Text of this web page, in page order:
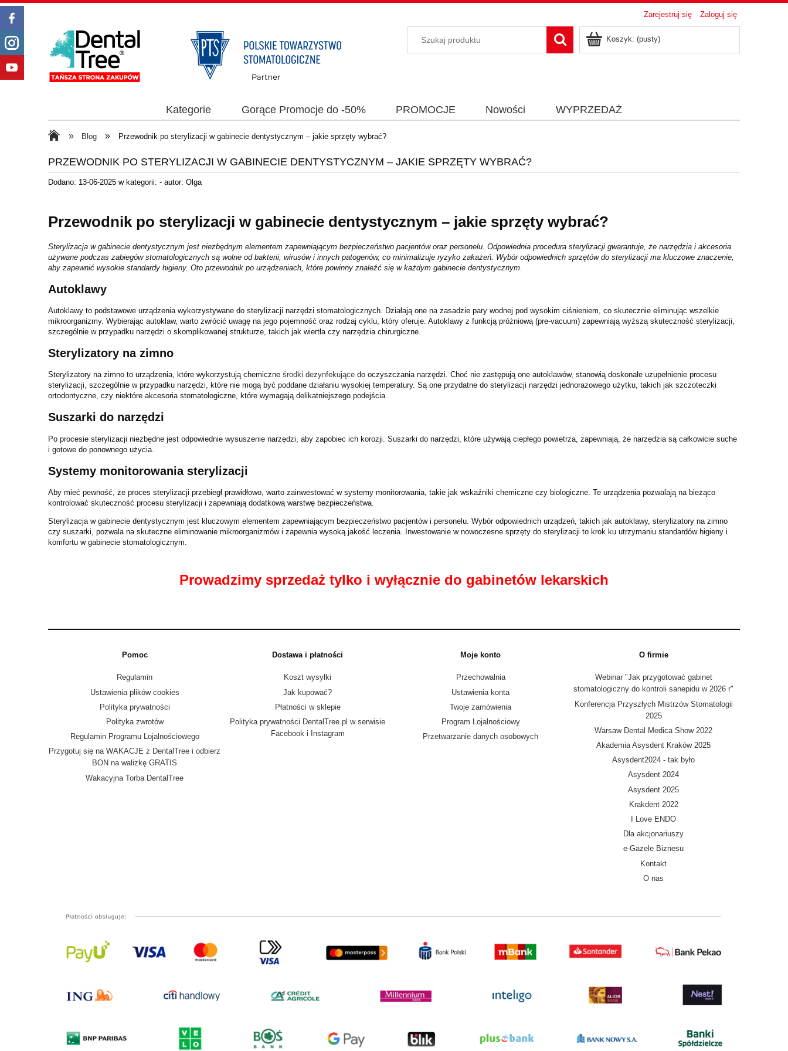
Zarejestruj się Zaloguj się
Koszyk: (pusty)
Kategorie Gorące Promocje do -50% PROMOCJE Nowości WYPRZEDAŻ
» Blog » Przewodnik po sterylizacji w gabinecie dentystycznym – jakie sprzęty wybrać?
PRZEWODNIK PO STERYLIZACJI W GABINECIE DENTYSTYCZNYM – JAKIE SPRZĘTY WYBRAĆ?
Dodano: 13-06-2025 w kategorii: - autor: Olga
Przewodnik po sterylizacji w gabinecie dentystycznym – jakie sprzęty wybrać?
Sterylizacja w gabinecie dentystycznym jest niezbędnym elementem zapewniającym bezpieczeństwo pacjentów oraz personelu. Odpowiednia procedura sterylizacji gwarantuje, że narzędzia i akcesoria
używane podczas zabiegów stomatologicznych są wolne od bakterii, wirusów i innych patogenów, co minimalizuje ryzyko zakażeń. Wybór odpowiednich sprzętów do sterylizacji ma kluczowe znaczenie,
aby zapewnić wysokie standardy higieny. Oto przewodnik po urządzeniach, które powinny znaleźć się w każdym gabinecie dentystycznym.
Autoklawy
Autoklawy to podstawowe urządzenia wykorzystywane do sterylizacji narzędzi stomatologicznych. Działają one na zasadzie pary wodnej pod wysokim ciśnieniem, co skutecznie eliminując wszelkie
mikroorganizmy. Wybierając autoklaw, warto zwrócić uwagę na jego pojemność oraz rodzaj cyklu, który oferuje. Autoklawy z funkcją próżniową (pre-vacuum) zapewniają wyższą skuteczność sterylizacji,
szczególnie w przypadku narzędzi o skomplikowanej strukturze, takich jak wiertła czy narzędzia chirurgiczne.
Sterylizatory na zimno
Sterylizatory na zimno to urządzenia, które wykorzystują chemiczne środki dezynfekujące do oczyszczania narzędzi. Choć nie zastępują one autoklawów, stanowią doskonałe uzupełnienie procesu
sterylizacji, szczególnie w przypadku narzędzi, które nie mogą być poddane działaniu wysokiej temperatury. Są one przydatne do sterylizacji narzędzi jednorazowego użytku, takich jak szczoteczki
ortodontyczne, czy niektóre akcesoria stomatologiczne, które wymagają delikatniejszego podejścia.
Suszarki do narzędzi
Po procesie sterylizacji niezbędne jest odpowiednie wysuszenie narzędzi, aby zapobiec ich korozji. Suszarki do narzędzi, które używają ciepłego powietrza, zapewniają, że narzędzia są całkowicie suche
i gotowe do ponownego użycia.
Systemy monitorowania sterylizacji
Aby mieć pewność, że proces sterylizacji przebiegł prawidłowo, warto zainwestować w systemy monitorowania, takie jak wskaźniki chemiczne czy biologiczne. Te urządzenia pozwalają na bieżąco
kontrolować skuteczność procesu sterylizacji i zapewniają dodatkową warstwę bezpieczeństwa.
Sterylizacja w gabinecie dentystycznym jest kluczowym elementem zapewniającym bezpieczeństwo pacjentów i personelu. Wybór odpowiednich urządzeń, takich jak autoklawy, sterylizatory na zimno
czy suszarki, pozwala na skuteczne eliminowanie mikroorganizmów i zapewnia wysoką jakość leczenia. Inwestowanie w nowoczesne sprzęty do sterylizacji to krok ku utrzymaniu standardów higieny i
komfortu w gabinecie stomatologicznym.
Prowadzimy sprzedaż tylko i wyłącznie do gabinetów lekarskich
Pomoc
Regulamin
Ustawienia plików cookies
Polityka prywatności
Polityka zwrotów
Regulamin Programu Lojalnościowego
Przygotuj się na WAKACJE z DentalTree i odbierz
BON na walizkę GRATIS
Wakacyjna Torba DentalTree
Dostawa i płatności
Koszt wysyłki
Jak kupować?
Płatności w sklepie
Polityka prywatności DentalTree.pl w serwisie
Facebook i Instagram
Moje konto
Przechowalnia
Ustawienia konta
Twoje zamówienia
Program Lojalnościowy
Przetwarzanie danych osobowych
O firmie
Webinar "Jak przygotować gabinet
stomatologiczny do kontroli sanepidu w 2026 r"
Konferencja Przyszłych Mistrzów Stomatologii
2025
Warsaw Dental Medica Show 2022
Akademia Asysdent Kraków 2025
Asysdent2024 - tak było
Asysdent 2024
Asysdent 2025
Krakdent 2022
I Love ENDO
Dla akcjonariuszy
e-Gazele Biznesu
Kontakt
O nas